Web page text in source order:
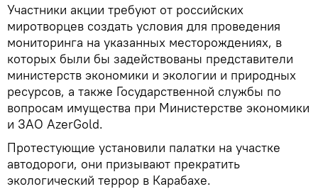
Участники акции требуют от российских
миротворцев создать условия для проведения
мониторинга на указанных месторождениях, в
которых были бы задействованы представители
министерств экономики и экологии и природных
ресурсов, а также Государственной службы по
вопросам имущества при Министерстве экономики
и ЗАО AzerGold.
Протестующие установили палатки на участке
автодороги, они призывают прекратить
экологический террор в Карабахе.